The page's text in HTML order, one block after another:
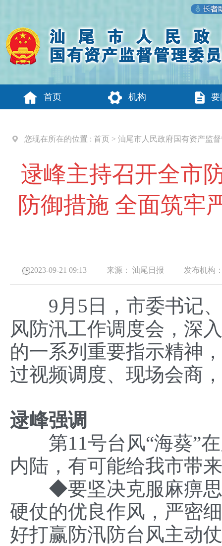
首页 机构 要
您现在所在的位置 : 首页 > 汕尾市人民政府国有资产监
逯峰主持召开全市
防御措施 全面筑牢
2023-09-21 09:13 来源： 汕尾日报 发布机构
9月5日，市委书记、
风防汛工作调度会，深
的一系列重要指示精神
过视频调度、现场会商
逯峰强调
第11号台风“海葵”在
内陆，有可能给我市带
◆要坚决克服麻痹
硬仗的优良作风，严密
好打赢防汛防台风主动